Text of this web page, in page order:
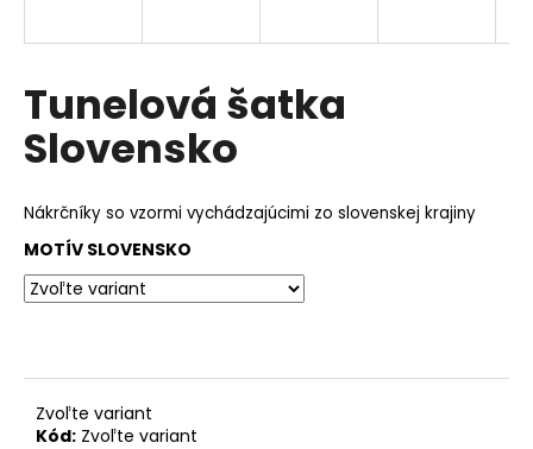
Tunelová šatka
Slovensko
Nákrčníky so vzormi vychádzajúcimi zo slovenskej krajiny
MOTÍV SLOVENSKO
Zvoľte variant
Kód: Zvoľte variant
s
ť
?
HĽADAŤ